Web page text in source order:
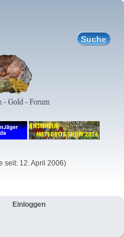
seit: 12. April 2006)
Einloggen